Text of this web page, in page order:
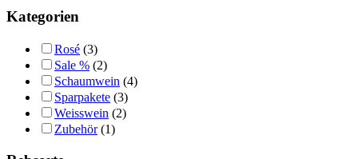
Kategorien
Rosé (3)
Sale % (2)
Schaumwein (4)
Sparpakete (3)
Weisswein (2)
Zubehör (1)